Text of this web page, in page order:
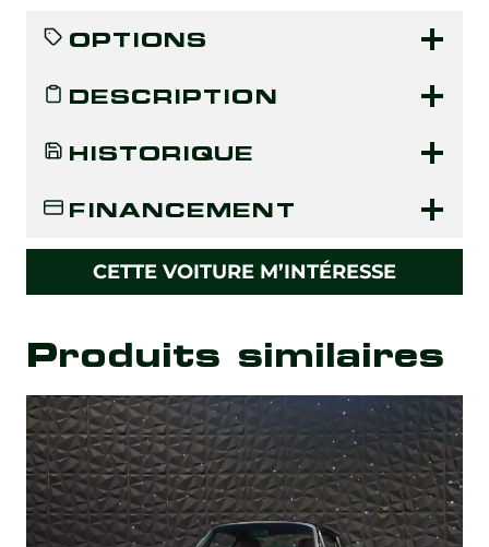
OPTIONS
DESCRIPTION
HISTORIQUE
FINANCEMENT
CETTE VOITURE M’INTÉRESSE
Produits similaires